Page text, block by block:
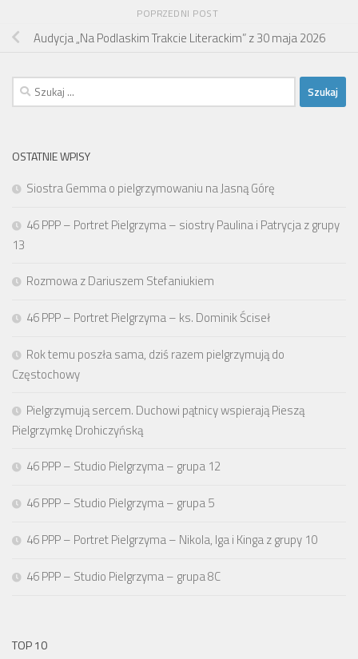
POPRZEDNI POST
Audycja „Na Podlaskim Trakcie Literackim” z 30 maja 2026
Szukaj:
OSTATNIE WPISY
Siostra Gemma o pielgrzymowaniu na Jasną Górę
46 PPP – Portret Pielgrzyma – siostry Paulina i Patrycja z grupy
13
Rozmowa z Dariuszem Stefaniukiem
46 PPP – Portret Pielgrzyma – ks. Dominik Ściseł
Rok temu poszła sama, dziś razem pielgrzymują do
Częstochowy
Pielgrzymują sercem. Duchowi pątnicy wspierają Pieszą
Pielgrzymkę Drohiczyńską
46 PPP – Studio Pielgrzyma – grupa 12
46 PPP – Studio Pielgrzyma – grupa 5
46 PPP – Portret Pielgrzyma – Nikola, Iga i Kinga z grupy 10
46 PPP – Studio Pielgrzyma – grupa 8C
TOP 10